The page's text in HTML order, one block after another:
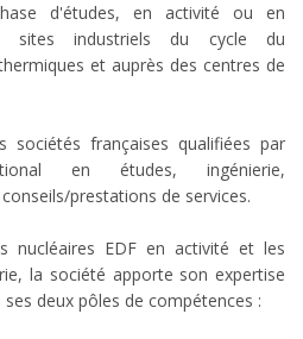
d'études, en activité ou en
sites industriels du cycle du
et auprès des centres de
sociétés françaises qualifiées par
en études, ingénierie,
prestations de services.
nucléaires EDF en activité et les
la société apporte son expertise
deux pôles de compétences :